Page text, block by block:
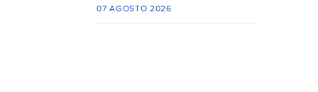
07 AGOSTO 2026